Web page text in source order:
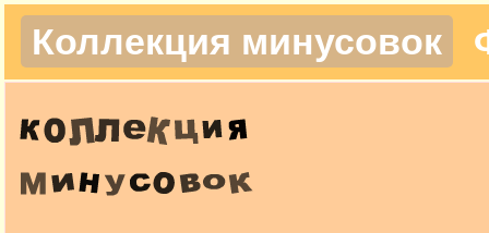
Коллекция минусовок